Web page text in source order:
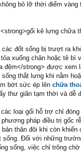
bỏ lỡ thời điểm vàng
kê lưng chữa
đốt sống bị trượt ra
xuống chân hoặc tê bì
strong> được xem
thắt lưng khi nằm
bớt sức ép lên chữa
thư giãn tạm thời và dễ
loại gối hỗ trợ chỉ
pháp điều trị gốc
thân đôi khi còn khiến
sống. Đối với những
sống, việc chỉ trông